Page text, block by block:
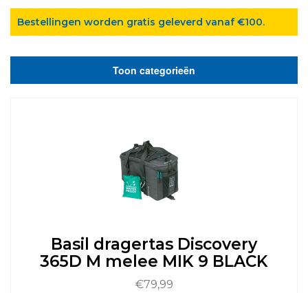
Bestellingen worden gratis geleverd vanaf €100.
Toon categorieën
Basil dragertas Discovery
365D M melee MIK 9 BLACK
€79,99